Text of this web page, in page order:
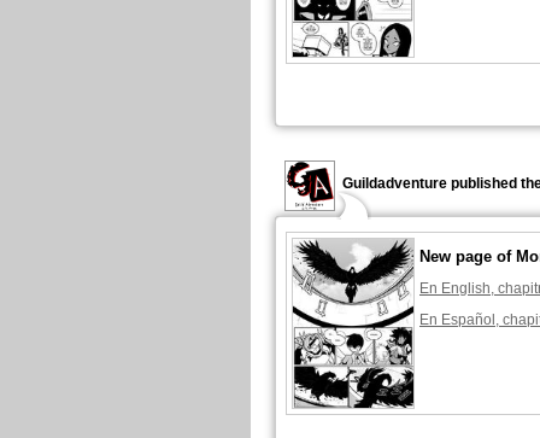
Guildadventure published
New page of
En English,
En Español,